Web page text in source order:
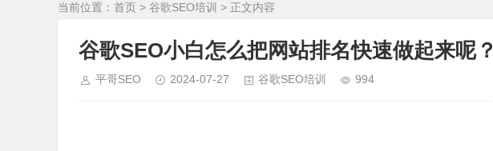
当前位置： 首页 > 谷歌SEO培训 > 正文内容
谷歌SEO小白怎么把网站排名快速做起来呢？
平哥SEO 2024-07-27 谷歌SEO培训 994